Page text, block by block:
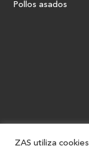
Pollos asados
ZAS utiliza